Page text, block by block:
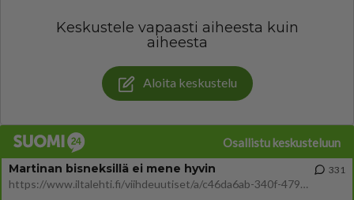
Keskustele vapaasti aiheesta kuin
aiheesta
Aloita keskustelu
Osallistu keskusteluun
Martinan bisneksillä ei mene hyvin
https://www.iltalehti.fi/viihdeuutiset/a/c46da6ab-340f-4790-aaa7-0865eed2336 Yrityksen konkurssihakemus on tullut kärä
331